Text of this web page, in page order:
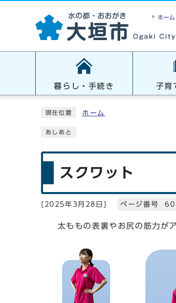
ホーム
暮らし・手続き 子育
現在位置 ホーム
あしあと
スクワット
2025年3月28日 ページ番号
太ももの表裏やお尻の筋力が